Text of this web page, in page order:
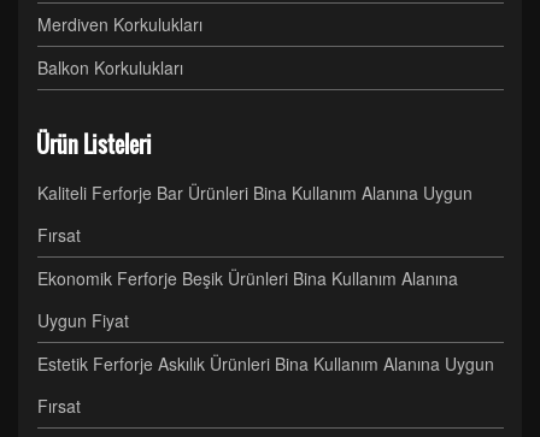
Merdiven Korkulukları
Balkon Korkulukları
Ürün Listeleri
Kaliteli Ferforje Bar Ürünleri Bina Kullanım Alanına Uygun
Fırsat
Ekonomik Ferforje Beşik Ürünleri Bina Kullanım Alanına
Uygun Fiyat
Estetik Ferforje Askılık Ürünleri Bina Kullanım Alanına Uygun
Fırsat